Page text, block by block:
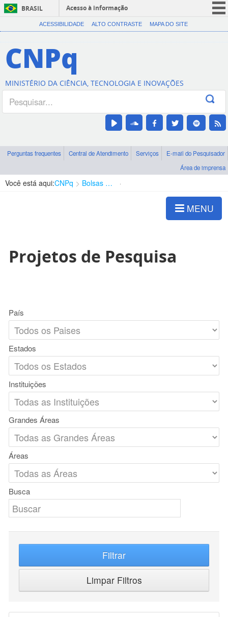
BRASIL
Acesso à informação
CORONAVÍRUS (COVID-19)
Canais
ACESSIBILIDADE ALTO CONTRASTE MAPA DO SITE
CNPq
MINISTÉRIO DA CIÊNCIA, TECNOLOGIA E INOVAÇÕES
Perguntas frequentes Central de Atendimento Serviços
E-mail do Pesquisador
Área de imprensa
Você está aqui:CNPq Bolsas e Auxílios Vigentes
MENU
Projetos de Pesquisa
País
Estados
Instituições
Grandes Áreas
Áreas
Busca
Filtrar
Limpar Filtros